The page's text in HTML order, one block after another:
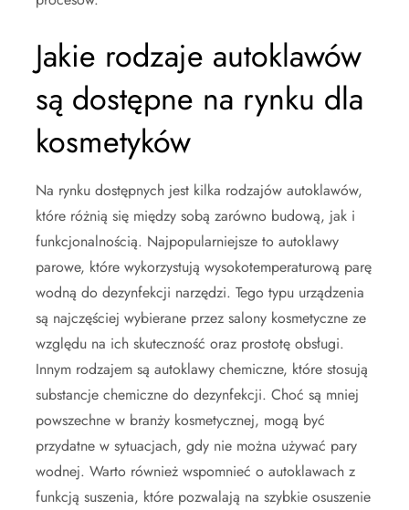
Jakie rodzaje autoklawów
są dostępne na rynku dla
kosmetyków
Na rynku dostępnych jest kilka rodzajów autoklawów,
które różnią się między sobą zarówno budową, jak i
funkcjonalnością. Najpopularniejsze to autoklawy
parowe, które wykorzystują wysokotemperaturową parę
wodną do dezynfekcji narzędzi. Tego typu urządzenia
są najczęściej wybierane przez salony kosmetyczne ze
względu na ich skuteczność oraz prostotę obsługi.
Innym rodzajem są autoklawy chemiczne, które stosują
substancje chemiczne do dezynfekcji. Choć są mniej
powszechne w branży kosmetycznej, mogą być
przydatne w sytuacjach, gdy nie można używać pary
wodnej. Warto również wspomnieć o autoklawach z
funkcją suszenia, które pozwalają na szybkie osuszenie